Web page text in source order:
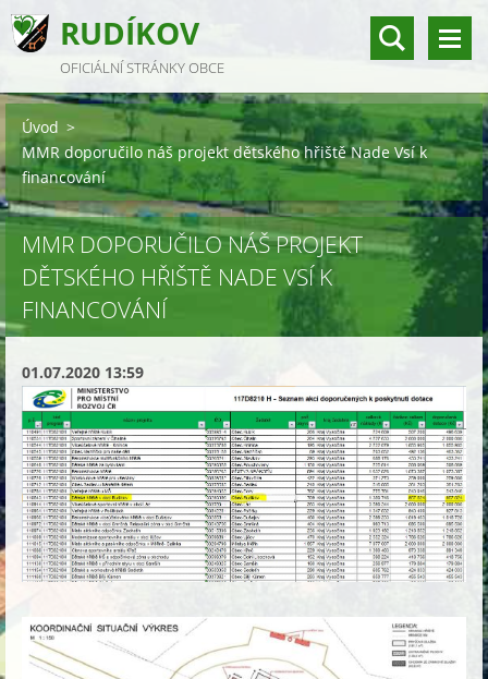
RUDÍKOV
OFICIÁLNÍ STRÁNKY OBCE
Úvod >
MMR doporučilo náš projekt dětského hřiště Nade Vsí k
financování
MMR DOPORUČILO NÁŠ PROJEKT
DĚTSKÉHO HŘIŠTĚ NADE VSÍ K
FINANCOVÁNÍ
01.07.2020 13:59